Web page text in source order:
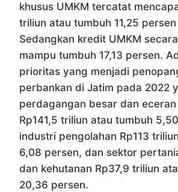
khusus UMKM tercatat
triliun atau tumbuh 11,25
Sedangkan kredit UMKM
mampu tumbuh 17,13 persen.
prioritas yang menjadi
perbankan di Jatim pada 2022
perdagangan besar dan
Rp141,5 triliun atau tumbuh
industri pengolahan Rp113
6,08 persen, dan sektor
dan kehutanan Rp37,9 triliun
20,36 persen.